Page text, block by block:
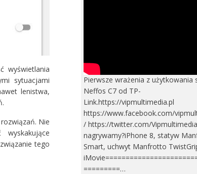
wyświetlania
sytuacjami
lenistwa,
Nie
tego
Pierwsze wrażenia z użytkowania
Neffos C7 od TP-
Link.https://vipmultimedia.pl
https://www.facebook.com/
/ https://twitter.com/
nagrywamy?iPhone 8, statyw
Smart, uchwyt Manfrotto
=========…